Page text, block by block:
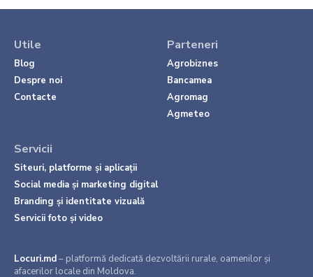
Utile
Blog
Despre noi
Contacte
Parteneri
Agrobiznes
Bancamea
Agromag
Agmeteo
Servicii
Siteuri, platforme și aplicații
Social media și marketing digital
Branding și identitate vizuală
Servicii foto și video
Locuri.md– platformă dedicată dezvoltării rurale, oamenilor și
afacerilor locale din Moldova.